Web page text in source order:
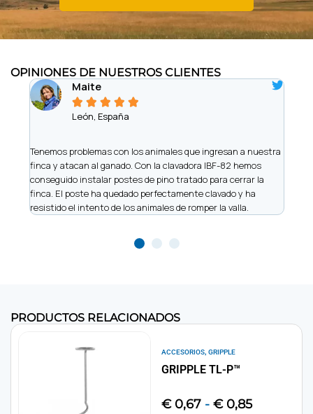
OPINIONES DE NUESTROS CLIENTES
Maite
    
León, España
Tenemos problemas con los animales que ingresan a nuestra
finca y atacan al ganado. Con la clavadora IBF-82 hemos
conseguido instalar postes de pino tratado para cerrar la
finca. El poste ha quedado perfectamente clavado y ha
resistido el intento de los animales de romper la valla.
PRODUCTOS RELACIONADOS
ACCESORIOS,GRIPPLE
GRIPPLE TL-P™
€0,67 - €0,85